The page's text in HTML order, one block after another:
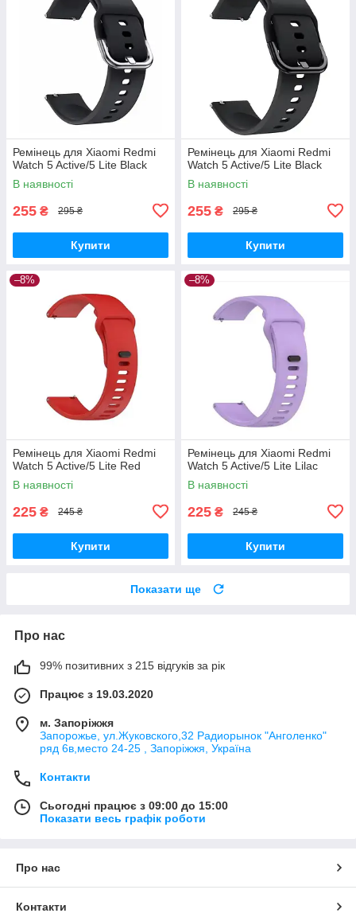
Ремінець для Xiaomi Redmi
Watch 5 Active/5 Lite Black
В наявності
255 ₴ 295 ₴
Купити
Ремінець для Xiaomi Redmi
Watch 5 Active/5 Lite Black
В наявності
255 ₴ 295 ₴
Купити
–8%
Ремінець для Xiaomi Redmi
Watch 5 Active/5 Lite Red
В наявності
225 ₴ 245 ₴
Купити
–8%
Ремінець для Xiaomi Redmi
Watch 5 Active/5 Lite Lilac
В наявності
225 ₴ 245 ₴
Купити
Показати ще
Про нас
99% позитивних з 215 відгуків за рік
Працює з 19.03.2020
м. Запоріжжя
Запорожье, ул.Жуковского,32 Радиорынок "Анголенко"
ряд 6в,место 24-25 , Запоріжжя, Україна
Контакти
Сьогодні працює з 09:00 до 15:00
Показати весь графік роботи
Про нас
Контакти